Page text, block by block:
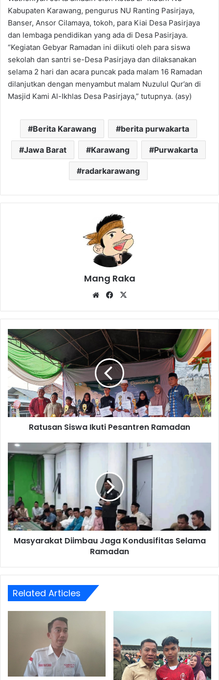
Kabupaten Karawang, pengurus NU Ranting Pasirjaya,
Banser, Ansor Cilamaya, tokoh, para Kiai Desa Pasirjaya
dan lembaga pendidikan yang ada di Desa Pasirjaya.
“Kegiatan Gebyar Ramadan ini diikuti oleh para siswa
sekolah dan santri se-Desa Pasirjaya dan dilaksanakan
selama 2 hari dan acara puncak pada malam 16 Ramadan
dilanjutkan dengan menyambut malam Nuzulul Qur’an di
Masjid Kami Al-Ikhlas Desa Pasirjaya,” tutupnya. (asy)
Berita Karawang berita purwakarta
Jawa Barat Karawang Purwakarta
radarkarawang
Mang Raka
WebsiteFacebook
Ratusan
Siswa
Ikuti
Pesantren
Ramadan
Ratusan Siswa Ikuti Pesantren Ramadan
Masyarakat
Diimbau
Kondusifitas
Selama
Ramadan
Masyarakat Diimbau Jaga Kondusifitas Selama
Ramadan
Related Articles